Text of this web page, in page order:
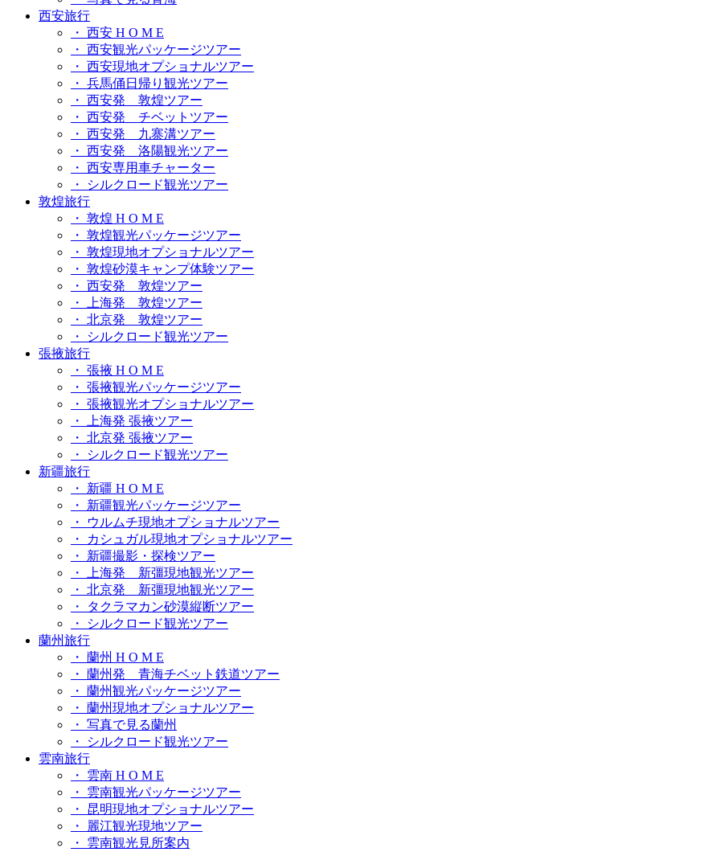
西安旅行
・ 西安 H O M E
・ 西安観光パッケージツアー
・ 西安現地オプショナルツアー
・ 兵馬俑日帰り観光ツアー
・ 西安発 敦煌ツアー
・ 西安発 チベットツアー
・ 西安発 九寨溝ツアー
・ 西安発 洛陽観光ツアー
・ 西安専用車チャーター
・ シルクロード観光ツアー
敦煌旅行
・ 敦煌 H O M E
・ 敦煌観光パッケージツアー
・ 敦煌現地オプショナルツアー
・ 敦煌砂漠キャンプ体験ツアー
・ 西安発 敦煌ツアー
・ 上海発 敦煌ツアー
・ 北京発 敦煌ツアー
・ シルクロード観光ツアー
張掖旅行
・ 張掖 H O M E
・ 張掖観光パッケージツアー
・ 張掖観光オプショナルツアー
・ 上海発 張掖ツアー
・ 北京発 張掖ツアー
・ シルクロード観光ツアー
新疆旅行
・ 新疆 H O M E
・ 新疆観光パッケージツアー
・ ウルムチ現地オプショナルツアー
・ カシュガル現地オプショナルツアー
・ 新疆撮影・探検ツアー
・ 上海発 新彊現地観光ツアー
・ 北京発 新彊現地観光ツアー
・ タクラマカン砂漠縦断ツアー
・ シルクロード観光ツアー
蘭州旅行
・ 蘭州 H O M E
・ 蘭州発 青海チベット鉄道ツアー
・ 蘭州観光パッケージツアー
・ 蘭州現地オプショナルツアー
・ 写真で見る蘭州
・ シルクロード観光ツアー
雲南旅行
・ 雲南 H O M E
・ 雲南観光パッケージツアー
・ 昆明現地オプショナルツアー
・ 麗江観光現地ツアー
・ 雲南観光見所案内